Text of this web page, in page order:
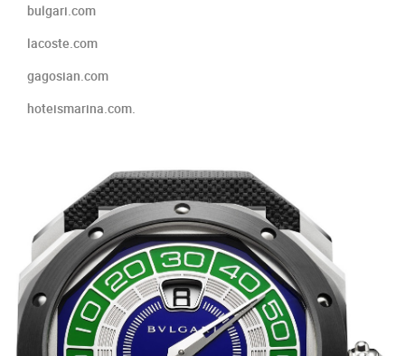
bulgari.com
lacoste.com
gagosian.com
hoteismarina.com.